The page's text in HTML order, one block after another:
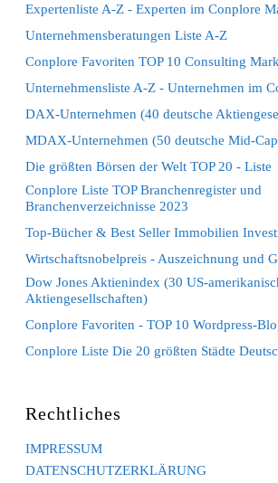
Expertenliste A-Z - Experten im Conplore
Unternehmensberatungen Liste A-Z
Conplore Favoriten TOP 10 Consulting
Unternehmensliste A-Z - Unternehmen im
DAX-Unternehmen (40 deutsche
MDAX-Unternehmen (50 deutsche Mid-
Die größten Börsen der Welt TOP 20 - Liste
Conplore Liste TOP Branchenregister und
Branchenverzeichnisse 2023
Top-Bücher & Best Seller Immobilien
Wirtschaftsnobelpreis - Auszeichnung und
Dow Jones Aktienindex (30 US-
Aktiengesellschaften)
Conplore Favoriten - TOP 10 Wordpress-
Conplore Liste Die 20 größten Städte
Rechtliches
IMPRESSUM
DATENSCHUTZERKLÄRUNG